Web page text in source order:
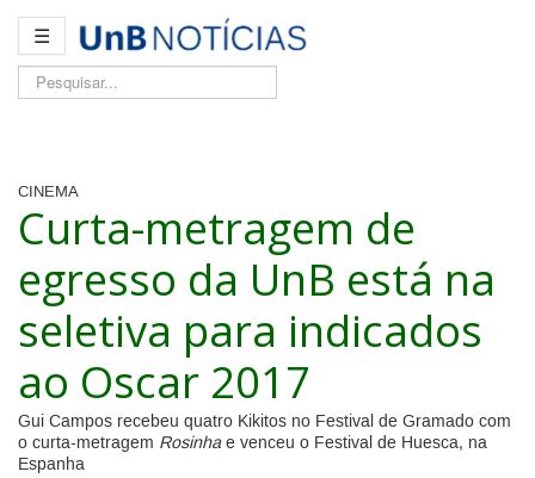
☰
Pesquisar...
CINEMA
Curta-metragem de
egresso da UnB está na
seletiva para indicados
ao Oscar 2017
Gui Campos recebeu quatro Kikitos no Festival de Gramado com
o curta-metragem Rosinhae venceu o Festival de Huesca, na
Espanha